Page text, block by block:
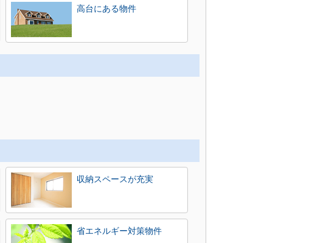
高台にある物件
収納スペースが充実
省エネルギー対策物件